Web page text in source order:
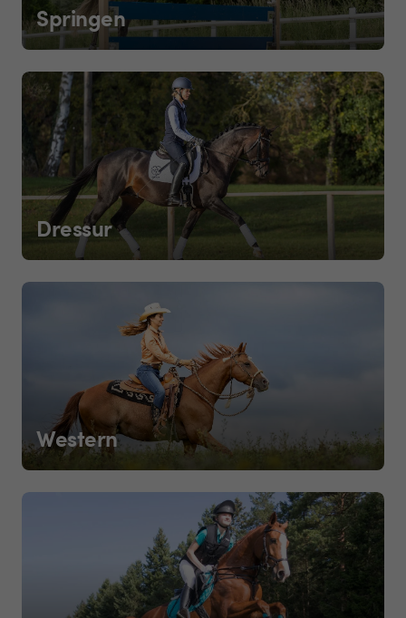
Springen
Dressur
Western